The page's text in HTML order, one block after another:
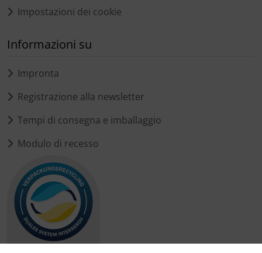
Impostazioni dei cookie
Informazioni su
Impronta
Registrazione alla newsletter
Tempi di consegna e imballaggio
Modulo di recesso